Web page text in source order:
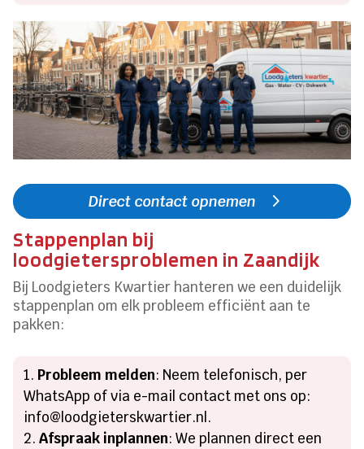
Direct contact opnemen
Stappenplan bij
loodgietersproblemen in Zaandijk
Bij Loodgieters Kwartier hanteren we een duidelijk
stappenplan om elk probleem efficiënt aan te
pakken:
Probleem melden: Neem telefonisch, per
WhatsApp of via e-mail contact met ons op:
info@loodgieterskwartier.nl.
Afspraak inplannen: We plannen direct een